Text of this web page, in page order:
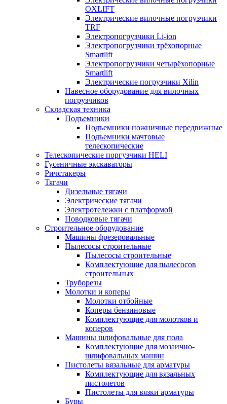
OXLIFT
Электрические вилочные погрузчики
TRF
Электропогрузчики Li-ion
Электропогрузчики трёхопорные
Smartlift
Электропогрузчики четырёхопорные
Smartlift
Электрические погрузчики Xilin
Навесное оборудование для вилочных
погрузчиков
Складская техника
Подъемники
Подъемники ножничные передвижные
Подъемники мачтовые
телескопические
Телескопические поргузчики HELI
Гусеничные экскаваторы
Ричстакеры
Тягачи
Дизельные тягачи
Электрические тягачи
Электротележки с платформой
Поводковые тягачи
Строительное оборудование
Машины фрезеровальные
Пылесосы строительные
Пылесосы строительные
Комплектующие для пылесосов
строительных
Труборезы
Молотки и коперы
Молотки отбойные
Коперы бензиновые
Комплектующие для молотков и
коперов
Машины шлифовальные для пола
Комплектующие для мозаично-
шлифовальных машин
Пистолеты вязальные для арматуры
Комплектующие для вязальных
пистолетов
Пистолеты для вязки арматуры
Буры